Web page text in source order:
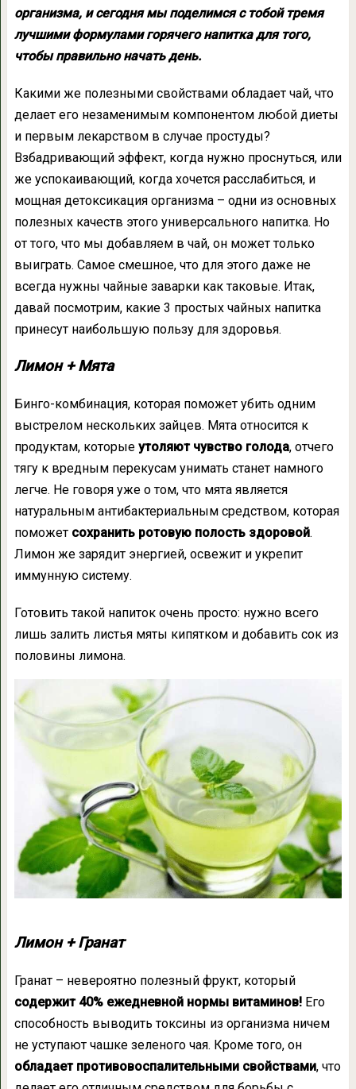
организма, и сегодня мы поделимся с тобой тремя
лучшими формулами горячего напитка для того,
чтобы правильно начать день.
Какими же полезными свойствами обладает чай, что
делает его незаменимым компонентом любой диеты
и первым лекарством в случае простуды?
Взбадривающий эффект, когда нужно проснуться, или
же успокаивающий, когда хочется расслабиться, и
мощная детоксикация организма – одни из основных
полезных качеств этого универсального напитка. Но
от того, что мы добавляем в чай, он может только
выиграть. Самое смешное, что для этого даже не
всегда нужны чайные заварки как таковые. Итак,
давай посмотрим, какие 3 простых чайных напитка
принесут наибольшую пользу для здоровья.
Лимон + Мята
Бинго-комбинация, которая поможет убить одним
выстрелом нескольких зайцев. Мята относится к
продуктам, которые утоляют чувство голода, отчего
тягу к вредным перекусам унимать станет намного
легче. Не говоря уже о том, что мята является
натуральным антибактериальным средством, которая
поможет сохранить ротовую полость здоровой.
Лимон же зарядит энергией, освежит и укрепит
иммунную систему.
Готовить такой напиток очень просто: нужно всего
лишь залить листья мяты кипятком и добавить сок из
половины лимона.
Лимон + Гранат
Гранат – невероятно полезный фрукт, который
содержит 40% ежедневной нормы витаминов!Его
способность выводить токсины из организма ничем
не уступают чашке зеленого чая. Кроме того, он
обладает противовоспалительными свойствами, что